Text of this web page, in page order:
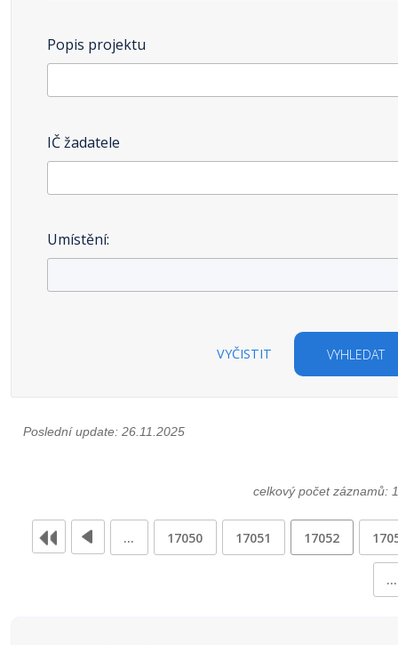
Popis projektu
IČ žadatele
Umístění:
VYČISTIT VYHLEDAT
Poslední update: 26.11.2025
celkový počet záznamů:
… 17050 17051 17052
…